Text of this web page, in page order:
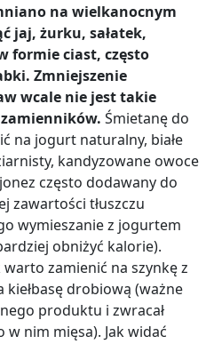
na wielkanocnym
jaj, żurku, sałatek,
formie ciast, często
Zmniejszenie
wcale nie jest takie
Śmietanę do
na jogurt naturalny, białe
kandyzowane owoce
często dodawany do
zawartości tłuszczu
wymieszanie z jogurtem
obniżyć kalorie).
zamienić na szynkę z
kiełbasę drobiową (ważne
produktu i zwracał
nim mięsa). Jak widać